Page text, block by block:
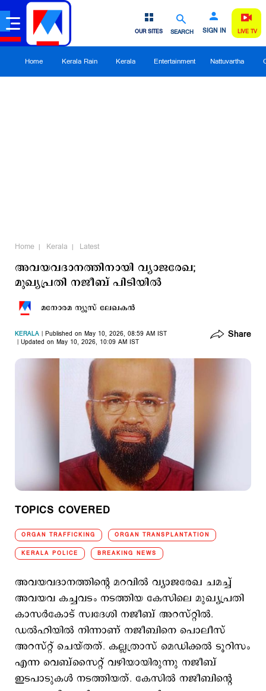
SEARCH SIGN IN
OUR SITES LIVE TV
Home Kerala Rain Kerala Entertainment Nattuvartha
Home Kerala Latest
അവയവദാനത്തിനായി വ്യാജരേഖ;
മുഖ്യപ്രതി നജീബ് പിടിയില്‍
മനോരമ ന്യൂസ് ലേഖകന്‍
KERALA
Published on May 10, 2026, 08:59 AM IST
Updated on May 10, 2026, 10:09 AM IST
Share
TOPICS COVERED
ORGAN TRAFFICKING ORGAN TRANSPLANTATION
KERALA POLICE BREAKING NEWS
അവയവദാനത്തിന്‍റെ മറവില്‍ വ്യാജരേഖ ചമച്ച്
അവയവ കച്ചവടം നടത്തിയ കേസിലെ മുഖ്യപ്രതി
കാസര്‍കോട് സ്വദേശി നജീബ് അറസ്റ്റില്‍.
ഡല്‍ഹിയില്‍ നിന്നാണ് നജീബിനെ പൊലീസ്
അറസ്റ്റ് ചെയ്തത്. കല്ലത്രാസ് മെഡിക്കൽ ടൂറിസം
എന്ന വെബ്സൈറ്റ് വഴിയായിരുന്നു നജീബ്
ഇടപാടുകൾ നടത്തിയത്. കേസില്‍ നജീബിന്‍റെ